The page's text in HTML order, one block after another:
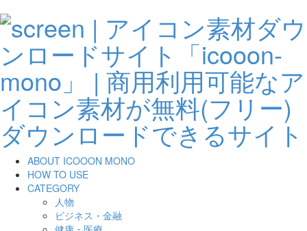
ABOUT ICOOON MONO
HOW TO USE
CATEGORY
人物
ビジネス・金融